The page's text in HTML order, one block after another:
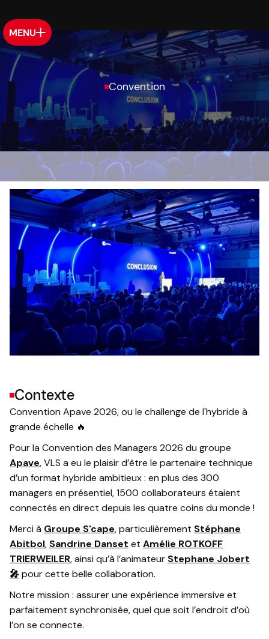
MENU
Convention
Contexte
Convention Apave 2026, ou le challenge de l'hybride à
grande échelle 🔥
Pour la Convention des Managers 2026 du groupe
Apave, VLS a eu le plaisir d’être le partenaire technique
d’un format hybride ambitieux : en plus des 300
managers en présentiel, 1500 collaborateurs étaient
connectés en direct depuis les quatre coins du monde !
Merci à Groupe S'cape, particulièrement Stéphane
Abitbol, Sandrine Danset et Amélie ROTKOFF
TRIERWEILER, ainsi qu’à l’animateur Stephane Jobert
🎤pour cette belle collaboration.
Notre mission : assurer une expérience immersive et
parfaitement synchronisée, quel que soit l’endroit d’où
l’on se connecte.